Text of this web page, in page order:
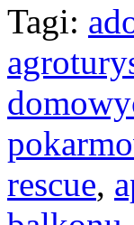
Tagi:
rescue,